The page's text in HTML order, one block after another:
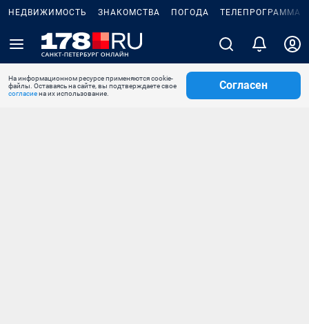
НЕДВИЖИМОСТЬ ЗНАКОМСТВА ПОГОДА ТЕЛЕПРОГРАММА
На информационном ресурсе применяются cookie-
файлы. Оставаясь на сайте, вы подтверждаете свое
согласиена их использование.
Согласен